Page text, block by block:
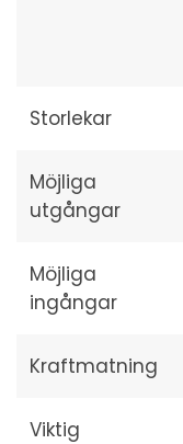
Storlekar
Möjliga
utgångar
Möjliga
ingångar
Kraftmatning
Viktig